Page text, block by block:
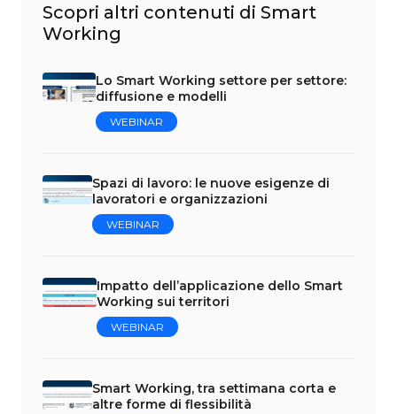
Scopri altri contenuti di Smart
Working
Lo Smart Working settore per settore:
diffusione e modelli
WEBINAR
Spazi di lavoro: le nuove esigenze di
lavoratori e organizzazioni
WEBINAR
Impatto dell’applicazione dello Smart
Working sui territori
WEBINAR
Smart Working, tra settimana corta e
altre forme di flessibilità